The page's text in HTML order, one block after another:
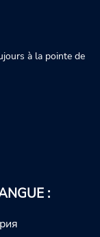
à la pointe de
: